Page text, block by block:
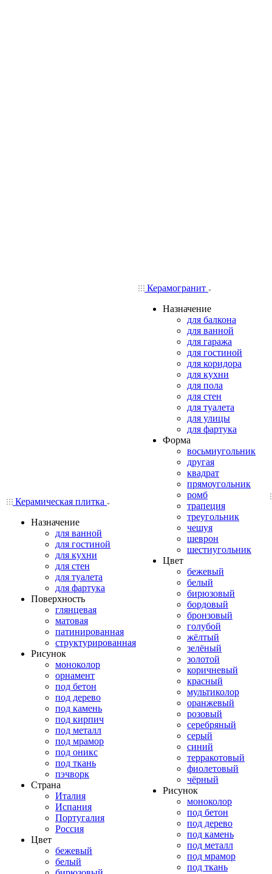
Керамическая плитка
Назначение
для ванной
для гостиной
для кухни
для стен
для туалета
для фартука
Поверхность
глянцевая
матовая
патинированная
структурированная
Рисунок
моноколор
орнамент
под бетон
под дерево
под камень
под кирпич
под металл
под мрамор
под оникс
под ткань
пэчворк
Страна
Италия
Испания
Португалия
Россия
Цвет
бежевый
белый
Керамогранит
Назначение
для балкона
для ванной
для гаража
для гостиной
для коридора
для кухни
для пола
для стен
для туалета
для улицы
для фартука
Форма
восьмиугольник
другая
квадрат
прямоугольник
ромб
трапеция
треугольник
чешуя
шеврон
шестиугольник
Цвет
бежевый
белый
бирюзовый
бордовый
бронзовый
голубой
жёлтый
зелёный
золотой
коричневый
красный
мультиколор
оранжевый
розовый
серебряный
серый
синий
терракотовый
фиолетовый
чёрный
Рисунок
моноколор
под бетон
под дерево
под камень
под металл
под мрамор
под ткань